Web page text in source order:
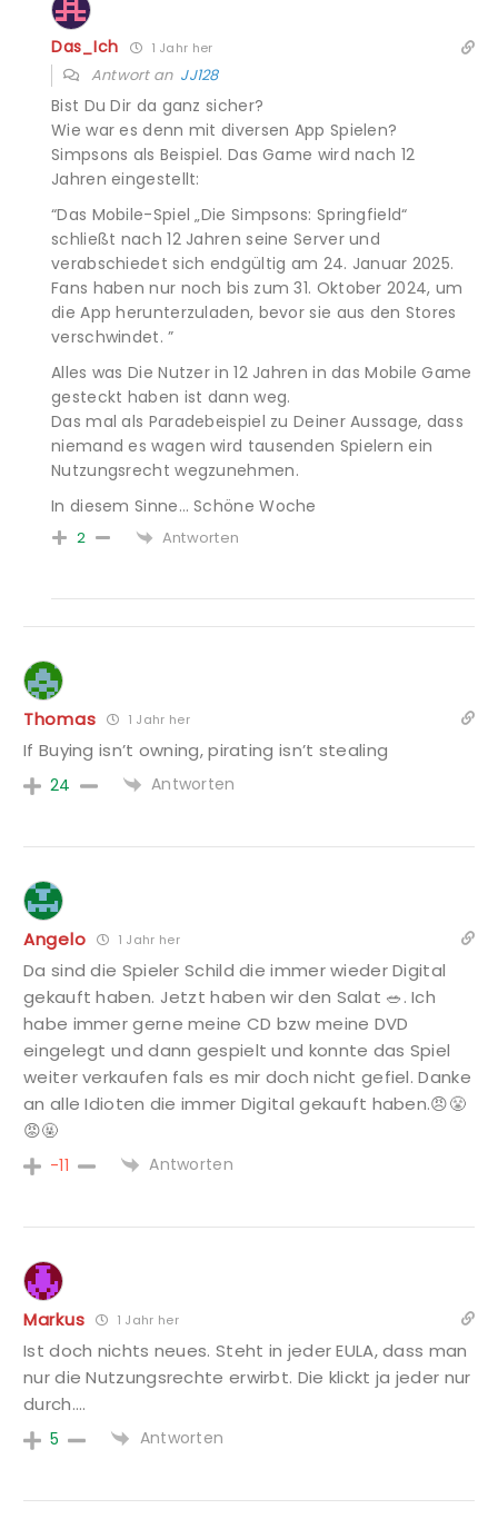
Das_Ich 1 Jahr her
Antwort an JJ128
Bist Du Dir da ganz sicher?
Wie war es denn mit diversen App Spielen?
Simpsons als Beispiel. Das Game wird nach 12
Jahren eingestellt:
“Das Mobile-Spiel „Die Simpsons: Springfield“
schließt nach 12 Jahren seine Server und
verabschiedet sich endgültig am 24. Januar 2025.
Fans haben nur noch bis zum 31. Oktober 2024, um
die App herunterzuladen, bevor sie aus den Stores
verschwindet. ”
Alles was Die Nutzer in 12 Jahren in das Mobile Game
gesteckt haben ist dann weg.
Das mal als Paradebeispiel zu Deiner Aussage, dass
niemand es wagen wird tausenden Spielern ein
Nutzungsrecht wegzunehmen.
In diesem Sinne… Schöne Woche
2 Antworten
Thomas 1 Jahr her
If Buying isn’t owning, pirating isn’t stealing
24 Antworten
Angelo 1 Jahr her
Da sind die Spieler Schild die immer wieder Digital
gekauft haben. Jetzt haben wir den Salat 🥗. Ich
habe immer gerne meine CD bzw meine DVD
eingelegt und dann gespielt und konnte das Spiel
weiter verkaufen fals es mir doch nicht gefiel. Danke
an alle Idioten die immer Digital gekauft haben.😠😤
😡🤬
-11 Antworten
Markus 1 Jahr her
Ist doch nichts neues. Steht in jeder EULA, dass man
nur die Nutzungsrechte erwirbt. Die klickt ja jeder nur
durch….
5 Antworten